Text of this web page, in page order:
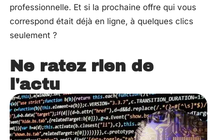
professionnelle. Et si la prochaine offre qui vous
correspond était déjà en ligne, à quelques clics
seulement ?
Ne ratez rien de
l'actu